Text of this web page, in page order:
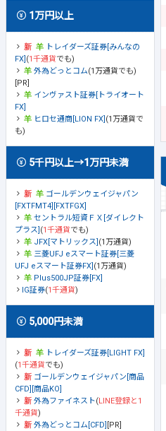
1万円以上
トレイダーズ証券[みんなの
FX] (1千通貨でも)
外為どっとコム(1万通貨でも)
[PR]
インヴァスト証券[トライオート
FX]
ヒロセ通商[LION FX] (1万通貨で
も)
5千円以上→1万円未満
ゴールデンウェイジャパン
[FXTFMT4][FXTFGX]
セントラル短資ＦＸ[ダイレクト
プラス] (1千通貨でも)
JFX[マトリックス] (1万通貨)
三菱UFJ eスマート証券[三菱
UFJ eスマート証券FX] (1万通貨)
Plus500JP証券[FX]
IG証券(1千通貨)
5,000円未満
トレイダーズ証券[LIGHT FX]
(1千通貨でも)
ゴールデンウェイジャパン[商品
CFD][商品KO]
外為ファイネスト(LINE登録と1
千通貨)
外為どっとコム[CFD]
[PR]